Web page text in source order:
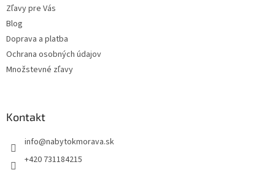
Zľavy pre Vás
Blog
Doprava a platba
Ochrana osobných údajov
Množstevné zľavy
Kontakt
info@nabytokmorava.sk
+420 731184215